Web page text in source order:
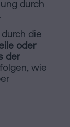
durch
die
oder
der
wie